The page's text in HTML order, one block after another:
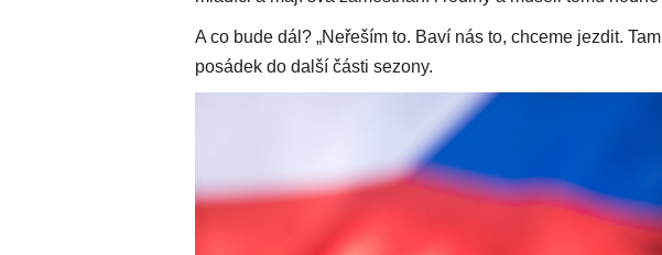
A co bude dál? „Neřeším to. Baví nás to, chceme jezdit.
posádek do další části sezony.